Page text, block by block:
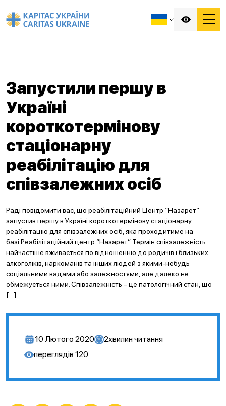
Запустили першу в
Україні
короткотермінову
стаціонарну
реабілітацію для
співзалежних осіб
Раді повідомити вас, що реабілітаційний Центр “Назарет”
запустив першу в Україні короткотермінову стаціонарну
реабілітацію для співзалежних осіб, яка проходитиме на
базі Реабілітаційний центр “Назарет” Термін співзалежність
найчастіше вживається по відношенню до родичів і близьких
алкоголіків, наркоманів та інших людей з якими-небудь
соціальними вадами або залежностями, але далеко не
обмежується ними. Співзалежність – це патологічний стан, що
[…]
10 Лютого 2020 2хвилин читання
переглядів 120